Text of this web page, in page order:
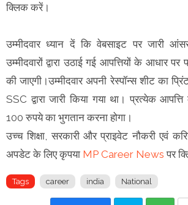
क्‍ल‍िक करें।
उम्मीदवार ध्यान दें कि वेबसाइट पर जारी
उम्मीदवारों द्वारा उठाई गई आपत्तियों के आधार
की जाएगी।उम्मीदवार अपनी रेस्‍पॉन्‍स शीट का
SSC द्वारा जारी किया गया था। प्रत्येक
100 रुपये का भुगतान करना होगा।
उच्च शिक्षा, सरकारी और प्राइवेट नौकरी एवं
अपडेट के लिए कृपया MP Career News पर
Tags career india National